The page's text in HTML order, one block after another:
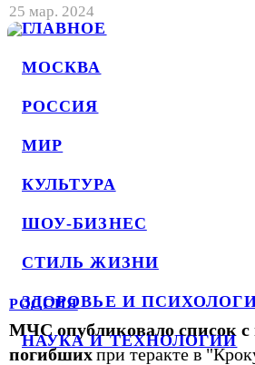
ГЛАВНОЕ
МОСКВА
РОССИЯ
МИР
КУЛЬТУРА
ШОУ-БИЗНЕС
СТИЛЬ ЖИЗНИ
ЗДОРОВЬЕ И
НАУКА И ТЕХНОЛОГИИ
25 мар. 2024
РОССИЯ
МЧС опубликовало список
погибшихпри теракте в